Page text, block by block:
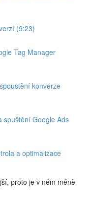
(9:23)
Tag Manager
konverze
spuštění Google Ads
a optimalizace
proto je v něm méně